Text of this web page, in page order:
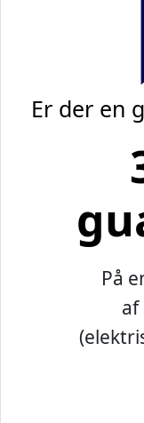
Er der en
På
af